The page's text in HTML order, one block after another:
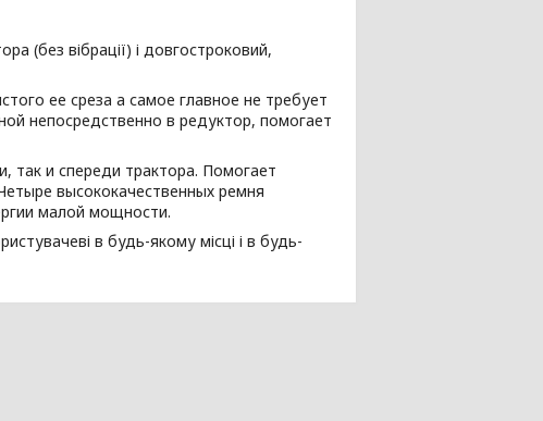
(без вібрації) і довгостроковий,
ее среза а самое главное не требует
непосредственно в редуктор, помогает
так и спереди трактора. Помогает
высококачественных ремня
малой мощности.
в будь-якому місці і в будь-